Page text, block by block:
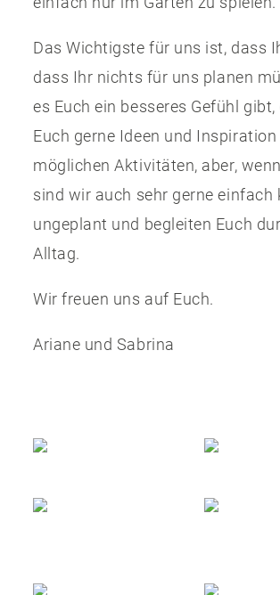
Das Wichtigste für uns ist, dass
dass Ihr nichts für uns planen
es Euch ein besseres Gefühl
Euch gerne Ideen und
möglichen Aktivitäten, aber,
sind wir auch sehr gerne einfach
ungeplant und begleiten Euch
Alltag.
Wir freuen uns auf Euch.
Ariane und Sabrina